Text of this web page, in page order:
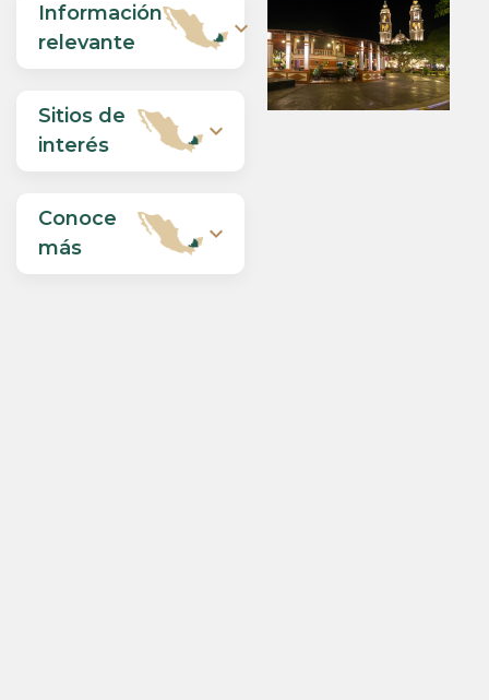
Información
relevante
expand_more
Sitios de
interés
expand_more
Conoce
más
expand_more